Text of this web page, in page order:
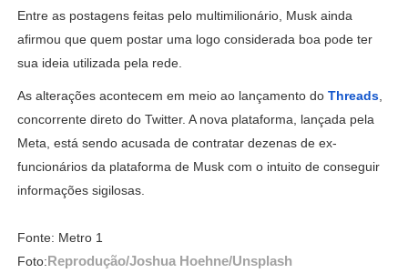
Entre as postagens feitas pelo multimilionário, Musk ainda
afirmou que quem postar uma logo considerada boa pode ter
sua ideia utilizada pela rede.
As alterações acontecem em meio ao lançamento do Threads,
concorrente direto do Twitter. A nova plataforma, lançada pela
Meta, está sendo acusada de contratar dezenas de ex-
funcionários da plataforma de Musk com o intuito de conseguir
informações sigilosas.
Fonte: Metro 1
Foto:Reprodução/Joshua Hoehne/Unsplash